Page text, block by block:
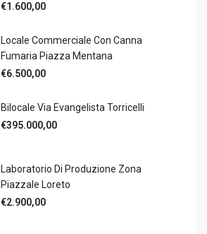
€1.600,00
Locale Commerciale Con Canna
Fumaria Piazza Mentana
€6.500,00
Bilocale Via Evangelista Torricelli
€395.000,00
Laboratorio Di Produzione Zona
Piazzale Loreto
€2.900,00